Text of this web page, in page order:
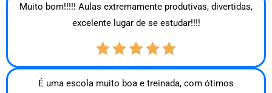
Muito bom!!!!! Aulas extremamente produtivas, divertidas,
excelente lugar de se estudar!!!!
É uma escola muito boa e treinada, com ótimos